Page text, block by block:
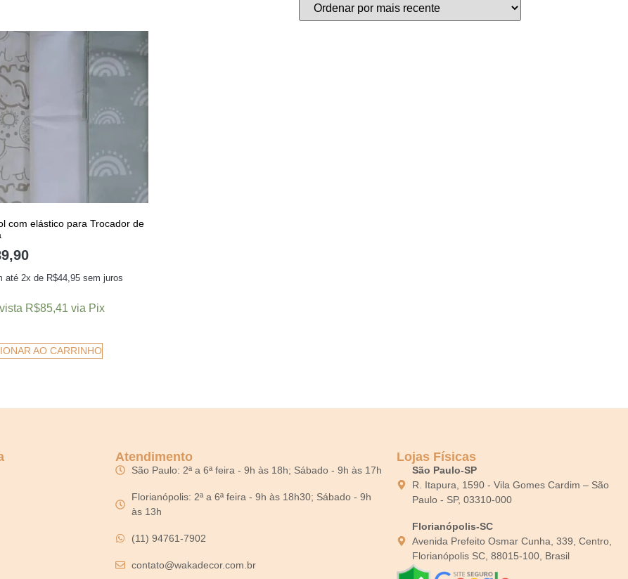
com elástico para Trocador de
até 2x de R$44,95 sem juros
R$85,41 via Pix
AO CARRINHO
Atendimento
São Paulo: 2ª a 6ª feira - 9h às 18h; Sábado - 9h às 17h
Florianópolis: 2ª a 6ª feira - 9h às 18h30; Sábado - 9h
às 13h
(11) 94761-7902
contato@wakadecor.com.br
Lojas Físicas
São Paulo-SP
R. Itapura, 1590 - Vila Gomes Cardim – São
Paulo - SP, 03310-000
Florianópolis-SC
Avenida Prefeito Osmar Cunha, 339, Centro,
Florianópolis SC, 88015-100, Brasil